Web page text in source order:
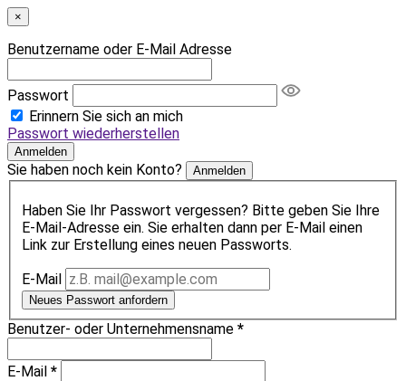
×
Benutzername oder E-Mail Adresse
Passwort
Erinnern Sie sich an mich
Passwort wiederherstellen
Anmelden
Sie haben noch kein Konto? Anmelden
Haben Sie Ihr Passwort vergessen? Bitte geben Sie Ihre
E-Mail-Adresse ein. Sie erhalten dann per E-Mail einen
Link zur Erstellung eines neuen Passworts.
E-Mail
Neues Passwort anfordern
Benutzer- oder Unternehmensname *
E-Mail *